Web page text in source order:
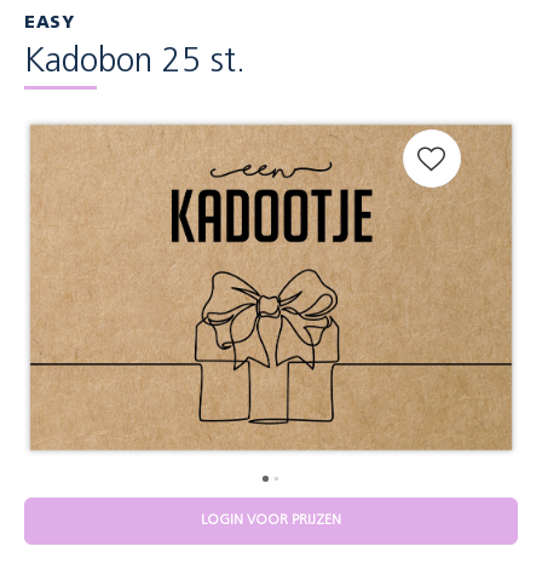
EASY
Kadobon 25 st.
LOGIN VOOR PRIJZEN